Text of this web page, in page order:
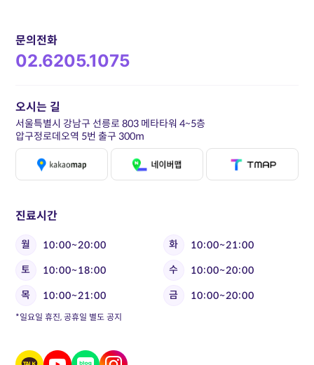
문의전화
02.6205.1075
진료시간
월 10:00~20:00 화
10:00~21:00
토
10:00~18:00 수
10:00~20:00
목
10:00~21:00 금 10:00~20:00
*일요일 휴진, 공휴일 별도 공지
오시는 길
서울특별시 강남구 선릉로 803 메타타워 4~5층
압구정로데오역 5번 출구 300m